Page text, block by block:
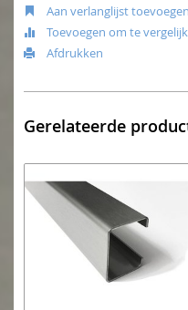
Aan verlanglijst toevoegen
Toevoegen om te
Afdrukken
Gerelateerde